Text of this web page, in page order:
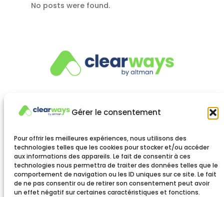
Gérer le consentement
Pour offrir les meilleures expériences, nous utilisons des
technologies telles que les cookies pour stocker et/ou accéder
aux informations des appareils. Le fait de consentir à ces
technologies nous permettra de traiter des données telles que le
comportement de navigation ou les ID uniques sur ce site. Le fait
de ne pas consentir ou de retirer son consentement peut avoir
un effet négatif sur certaines caractéristiques et fonctions.
No posts were found.
clearways est une marque d’
Altman Partners
35, boulevard de Bonne Nouvelle
75002 Paris
793 592 031 R.C.S. Paris
SAS au capital de 150 000 €